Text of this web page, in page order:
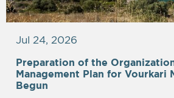
Jul 24, 2026
Preparation of the
Management Plan for Vourkari
Begun